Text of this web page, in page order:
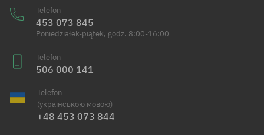
Telefon
453 073 845
Poniedziałek-piątek, godz. 8:00-16:00
Telefon
506 000 141
Telefon
(українською мовою)
+48 453 073 844